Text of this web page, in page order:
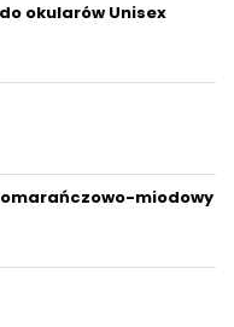
okularów Unisex
miodowy